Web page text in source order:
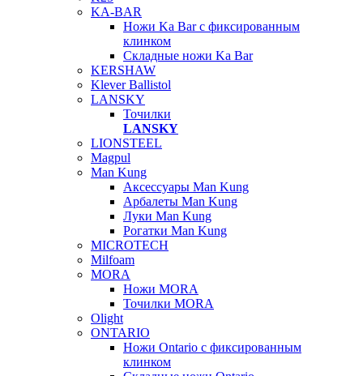
KA-BAR
Ножи Ka Bar c фиксированным
клинком
Складные ножи Ka Bar
KERSHAW
Klever Ballistol
LANSKY
Точилки
LANSKY
LIONSTEEL
Magpul
Man Kung
Аксессуары Man Kung
Арбалеты Man Kung
Луки Man Kung
Рогатки Man Kung
MICROTECH
Milfoam
MORA
Ножи MORA
Точилки MORA
Olight
ONTARIO
Ножи Ontario c фиксированным
клинком